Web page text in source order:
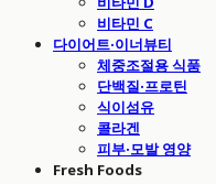
비타민 C
다이어트·이너뷰티
체중조절용 식품
단백질·프로틴
식이섬유
콜라겐
피부·모발 영양
Fresh Foods